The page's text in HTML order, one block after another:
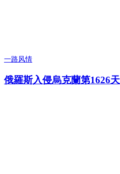
一路风情
俄羅斯入侵烏克蘭第1626